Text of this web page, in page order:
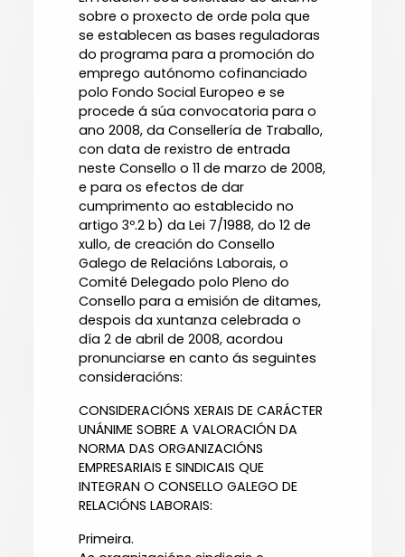
sobre o proxecto de orde pola que
se establecen as bases reguladoras
do programa para a promoción do
emprego autónomo cofinanciado
polo Fondo Social Europeo e se
procede á súa convocatoria para o
ano 2008, da Consellería de Traballo,
con data de rexistro de entrada
neste Consello o 11 de marzo de 2008,
e para os efectos de dar
cumprimento ao establecido no
artigo 3º.2 b) da Lei 7/1988, do 12 de
xullo, de creación do Consello
Galego de Relacións Laborais, o
Comité Delegado polo Pleno do
Consello para a emisión de ditames,
despois da xuntanza celebrada o
día 2 de abril de 2008, acordou
pronunciarse en canto ás seguintes
consideracións:
CONSIDERACIÓNS XERAIS DE CARÁCTER
UNÁNIME SOBRE A VALORACIÓN DA
NORMA DAS ORGANIZACIÓNS
EMPRESARIAIS E SINDICAIS QUE
INTEGRAN O CONSELLO GALEGO DE
RELACIÓNS LABORAIS:
Primeira.